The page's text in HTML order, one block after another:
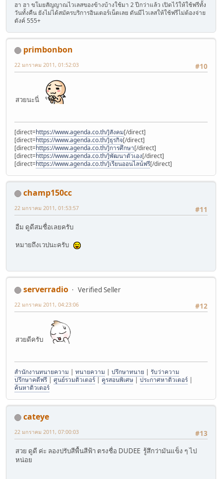
ฮา ฮา ขโมยสัญญาณไวเลสของข้างบ้างใช้มา 2 ปีกว่าแล้ว เปิดไว้ให้ใช้ฟรีทั้ง
วันทั้งคืน ยังไม่ได้สมัครบริการอินเตอร์เน็ตเลย ดันมีไวเลสให้ใช้ฟรีไม่ต้องจ่าย
ตังค์ 555+
primbonbon
#10
22 มกราคม 2011, 01:52:03
สวยนะนี่
[direct=https://www.agenda.co.th/]สังคม[/direct]
[direct=https://www.agenda.co.th/]ธุรกิจ[/direct]
[direct=https://www.agenda.co.th/]การศึกษา[/direct]
[direct=https://www.agenda.co.th/]พัฒนาตัวเอง[/direct]
[direct=https://www.agenda.co.th/]เรียนออนไลน์ฟรี[/direct]
champ150cc
#11
22 มกราคม 2011, 01:53:57
อืม ดูดีสมชื่อเลยครับ
หมายถึงเวปนะครับ
serverradio
Verified Seller
#12
22 มกราคม 2011, 04:23:06
สวยดีครับ
สำนักงานทนายความ | ทนายความ | ปรึกษาทนาย | รับว่าความ
ปรึกษาคดีฟรี | ศูนย์รวมติวเตอร์ | คูรสอนพิเศษ | ประกาศหาติวเตอร์ |
ค้นหาติวเตอร์
cateye
#13
22 มกราคม 2011, 07:00:03
สวย ดูดี ค่ะ ลองปรับสีพื้นสีฟ้า ตรงชื่อ DUDEE รู้สึกว่ามันแข็ง ๆ ไป
หน่อย